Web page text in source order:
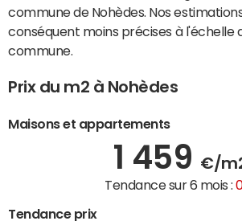
commune de Nohèdes. Nos
conséquent moins précises à l'échelle
commune.
Prix du m2 à Nohèdes
Maisons et appartements
1 459 €/
Tendance sur 6 mois :
Tendance prix